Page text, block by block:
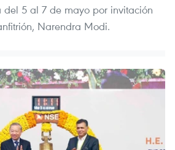
5 al 7 de mayo por invitación
Narendra Modi.